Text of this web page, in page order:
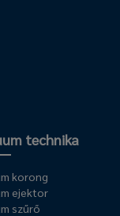
technika
korong
ejektor
szűrő